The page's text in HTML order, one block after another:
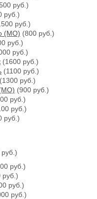
руб.)
руб.)
руб.)
(МО) (800 руб.)
руб.)
руб.)
(1600 руб.)
(1100 руб.)
(1300 руб.)
(МО) (900 руб.)
руб.)
руб.)
руб.)
руб.)
руб.)
руб.)
руб.)